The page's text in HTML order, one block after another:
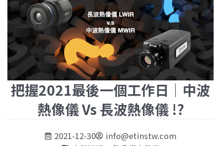
把握2021最後一個工作日｜中波
熱像儀 Vs 長波熱像儀 !?
2021-12-30
info@etinstw.com